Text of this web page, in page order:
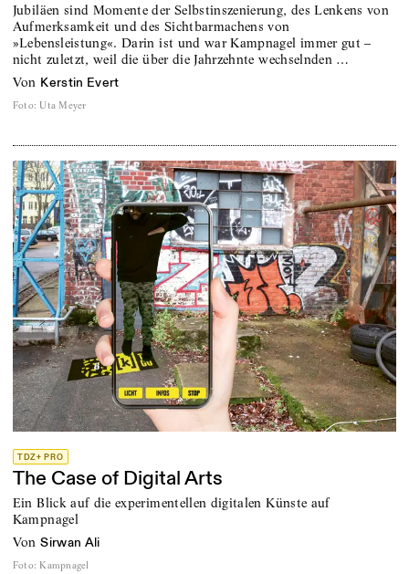
Jubiläen sind Momente der Selbstinszenierung, des Lenkens von
Aufmerksamkeit und des Sichtbarmachens von
»Lebensleistung«. Darin ist und war Kampnagel immer gut –
nicht zuletzt, weil die über die Jahrzehnte wechselnden …
von Kerstin Evert
Foto: Uta Meyer
TDZ+ PRO
The Case of Digital Arts
Ein Blick auf die experimentellen digitalen Künste auf
Kampnagel
von Sirwan Ali
Foto: Kampnagel